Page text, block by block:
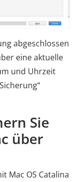
abgeschlossen
eine aktuelle
und Uhrzeit
Sie
über
Mac OS Catalina